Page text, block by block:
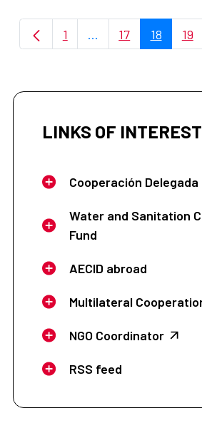
Page
1 ...Intermediate Pages
Page
17 Page
18 19
LINKS OF INTEREST
Cooperación Delegada
Water and Sanitation
Fund
AECID abroad
Multilateral
NGO Coordinator
RSS feed